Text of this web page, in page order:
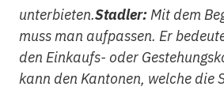
unterbieten.Stadler:Mit dem
muss man aufpassen. Er
den Einkaufs- oder
kann den Kantonen, welche die